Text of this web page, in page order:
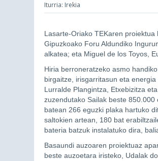
Iturria: Irekia
Lasarte-Oriako TEKaren
Gipuzkoako Foru Aldundiko
alkatea; eta Miguel de los Toyos,
Hiria berroneratzeko asmo
birgaitze, irisgarritasun eta
Lurralde Plangintza, Etxebizitza
zuzendutako Sailak beste
batean 266 eguzki plaka hartuko
saltokien artean, 180 bat
bateria batzuk instalatuko dira,
Basaundi auzoaren proiektuaz
beste auzoetara iristeko, Udalak